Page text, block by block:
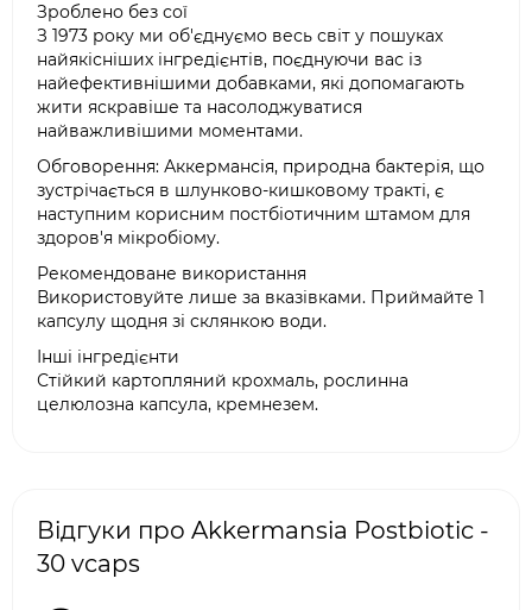
Зроблено без сої
З 1973 року ми об'єднуємо весь світ у пошуках
найякісніших інгредієнтів, поєднуючи вас із
найефективнішими добавками, які допомагають
жити яскравіше та насолоджуватися
найважливішими моментами.
Обговорення: Аккермансія, природна бактерія, що
зустрічається в шлунково-кишковому тракті, є
наступним корисним постбіотичним штамом для
здоров'я мікробіому.
Рекомендоване використання
Використовуйте лише за вказівками. Приймайте 1
капсулу щодня зі склянкою води.
Інші інгредієнти
Стійкий картопляний крохмаль, рослинна
целюлозна капсула, кремнезем.
Відгуки про Akkermansia Postbiotic -
30 vcaps